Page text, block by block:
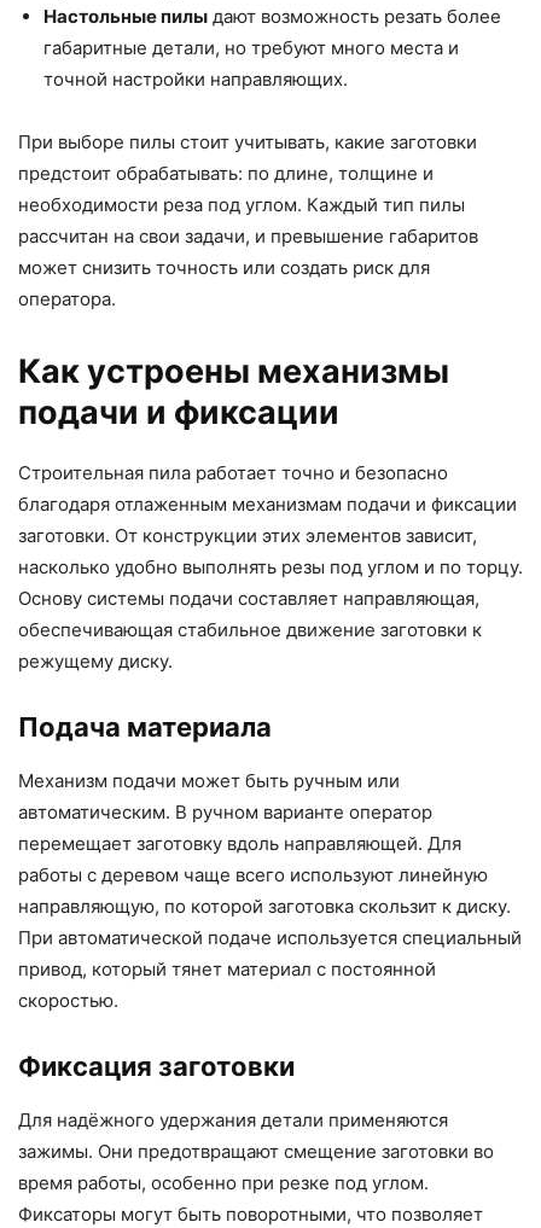
Настольные пилы дают возможность резать более
габаритные детали, но требуют много места и
точной настройки направляющих.
При выборе пилы стоит учитывать, какие заготовки
предстоит обрабатывать: по длине, толщине и
необходимости реза под углом. Каждый тип пилы
рассчитан на свои задачи, и превышение габаритов
может снизить точность или создать риск для
оператора.
Как устроены механизмы
подачи и фиксации
Строительная пила работает точно и безопасно
благодаря отлаженным механизмам подачи и фиксации
заготовки. От конструкции этих элементов зависит,
насколько удобно выполнять резы под углом и по торцу.
Основу системы подачи составляет направляющая,
обеспечивающая стабильное движение заготовки к
режущему диску.
Подача материала
Механизм подачи может быть ручным или
автоматическим. В ручном варианте оператор
перемещает заготовку вдоль направляющей. Для
работы с деревом чаще всего используют линейную
направляющую, по которой заготовка скользит к диску.
При автоматической подаче используется специальный
привод, который тянет материал с постоянной
скоростью.
Фиксация заготовки
Для надёжного удержания детали применяются
зажимы. Они предотвращают смещение заготовки во
время работы, особенно при резке под углом.
Фиксаторы могут быть поворотными, что позволяет